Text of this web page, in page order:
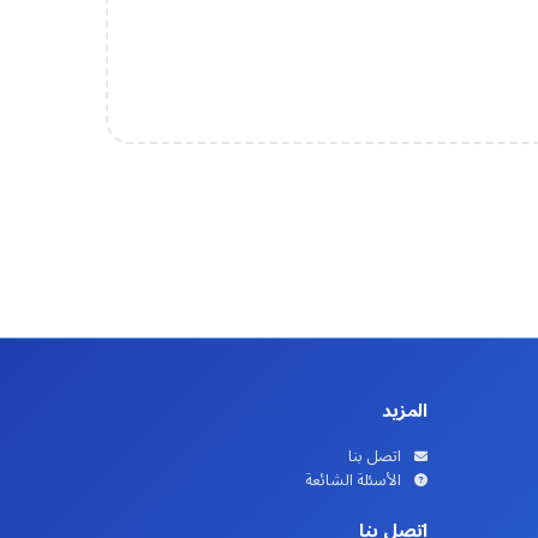
المزيد
اتصل بنا
الأسئلة الشائعة